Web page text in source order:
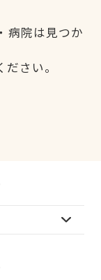
病院は見つか
さい。